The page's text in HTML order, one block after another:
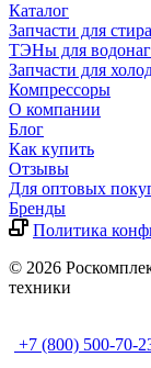
Каталог
Запчасти для
ТЭНы для
Запчасти для
Компрессоры
О компании
Блог
Как купить
Отзывы
Для оптовых
Бренды
Политика
© 2026
техники
+7 (800) 500-70-